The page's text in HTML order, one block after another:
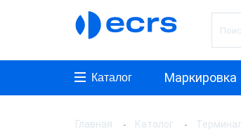
Каталог Маркировка
Главная Каталог